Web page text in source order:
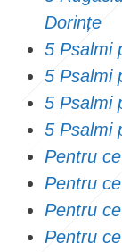
Dorințe
5 Psalmi
5 Psalmi
5 Psalmi
5 Psalmi
Pentru
Pentru
Pentru
Pentru